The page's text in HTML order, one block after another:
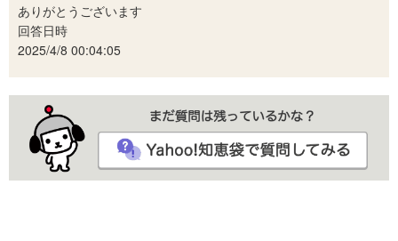
ありがとうございます
回答日時
2025/4/8 00:04:05